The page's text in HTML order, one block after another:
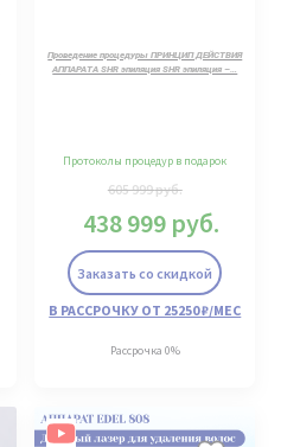
Заказать со скидкой
Проведение процедуры ПРИНЦИП ДЕЙСТВИЯ
АППАРАТА SHR эпиляция SHR эпиляция –…
Протоколы процедур в подарок
605 999руб.
438 999 руб.
В РАССРОЧКУ ОТ 25250 ₽/МЕС
Рассрочка 0%